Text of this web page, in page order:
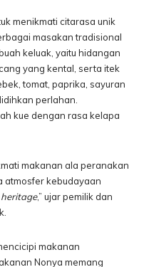
menikmati citarasa unik
masakan tradisional
keluak, yaitu hidangan
yang kental, serta itek
tomat, paprika, sayuran
perlahan.
kue dengan rasa kelapa
makanan ala peranakan
atmosfer kebudayaan
heritage,” ujar pemilik dan
makanan
Nonya memang